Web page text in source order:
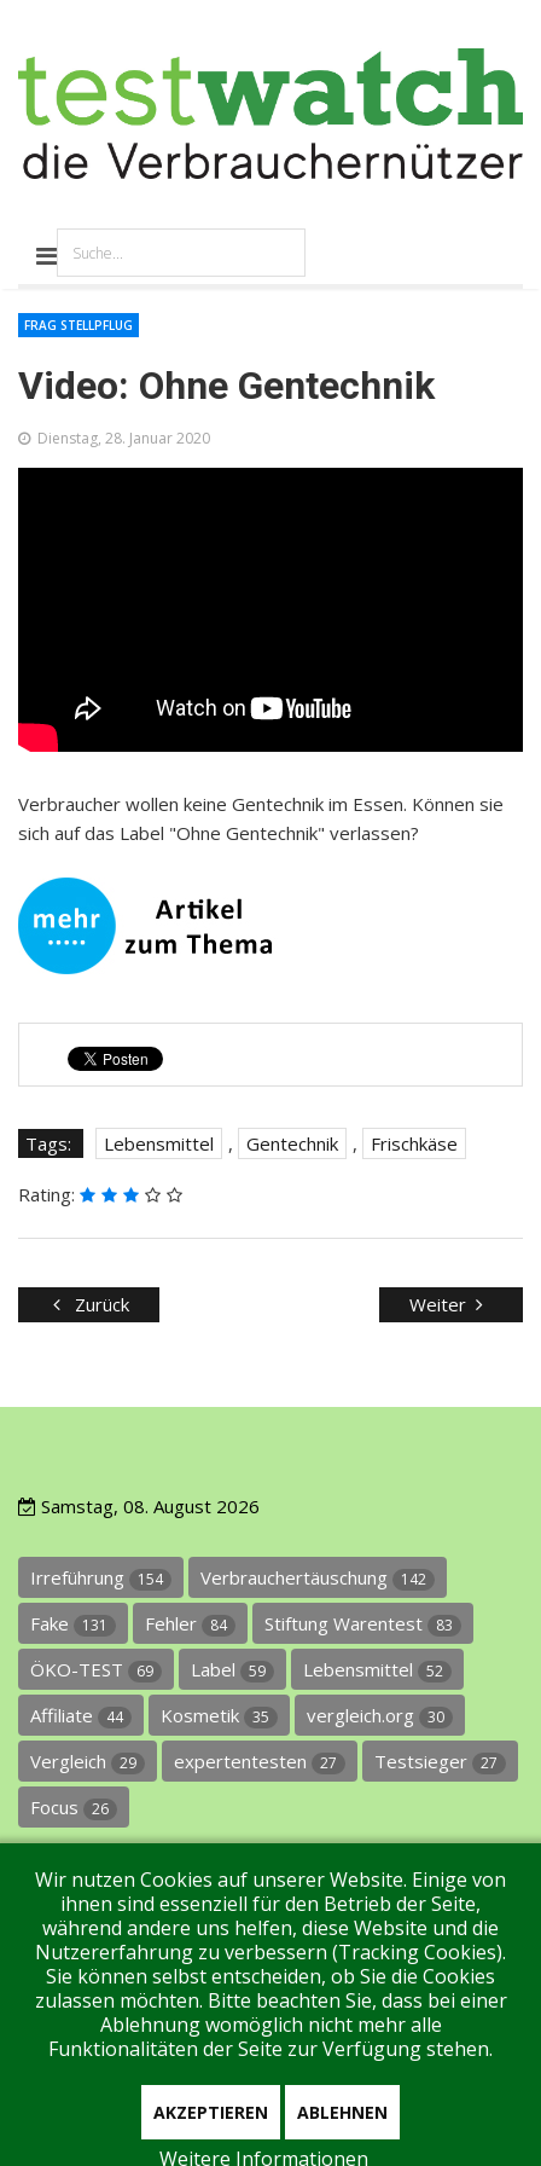
Video: Ohne Gentechnik
FRAG STELLPFLUG
Dienstag, 28. Januar 2020
Verbraucher wollen keine Gentechnik im Essen. Können sie
sich auf das Label "Ohne Gentechnik" verlassen?
Tags: Lebensmittel , Gentechnik , Frischkäse
Rating:
Zurück Weiter
Samstag, 08. August 2026
Irreführung 154 Verbrauchertäuschung 142
Fake 131 Fehler 84 Stiftung Warentest 83
ÖKO-TEST 69 Label 59 Lebensmittel 52
Affiliate 44 Kosmetik 35 vergleich.org 30
Vergleich 29 expertentesten 27 Testsieger 27
Focus 26
Impressum Datenschutz Über uns Kontakt
Tags Unterstützen Sie uns! Login
Aktuell sind 94 Gäste und keine Mitglieder online
Wir nutzen Cookies auf unserer Website. Einige von
ihnen sind essenziell für den Betrieb der Seite,
während andere uns helfen, diese Website und die
Nutzererfahrung zu verbessern (Tracking Cookies).
Sie können selbst entscheiden, ob Sie die Cookies
zulassen möchten. Bitte beachten Sie, dass bei einer
Ablehnung womöglich nicht mehr alle
Funktionalitäten der Seite zur Verfügung stehen.
AKZEPTIEREN ABLEHNEN
Weitere Informationen